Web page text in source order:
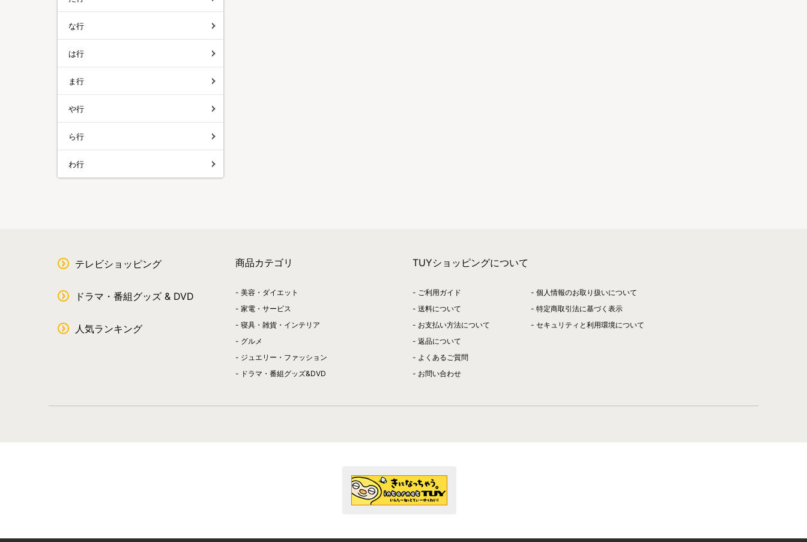
な行
は行
ま行
や行
ら行
わ行
テレビショッピング
ドラマ・番組グッズ & DVD
人気ランキング
商品カテゴリ
美容・ダイエット
家電・サービス
寝具・雑貨・インテリア
グルメ
ジュエリー・ファッション
ドラマ・番組グッズ&DVD
TUYショッピングについて
ご利用ガイド
送料について
お支払い方法について
返品について
よくあるご質問
お問い合わせ
個人情報のお取り扱いについて
特定商取引法に基づく表示
セキュリティと利用環境について